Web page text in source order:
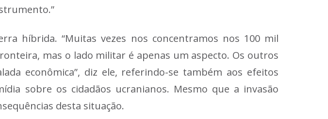
híbrida. “Muitas vezes nos concentramos nos 100 mil
mas o lado militar é apenas um aspecto. Os outros
econômica”, diz ele, referindo-se também aos efeitos
sobre os cidadãos ucranianos. Mesmo que a invasão
desta situação.